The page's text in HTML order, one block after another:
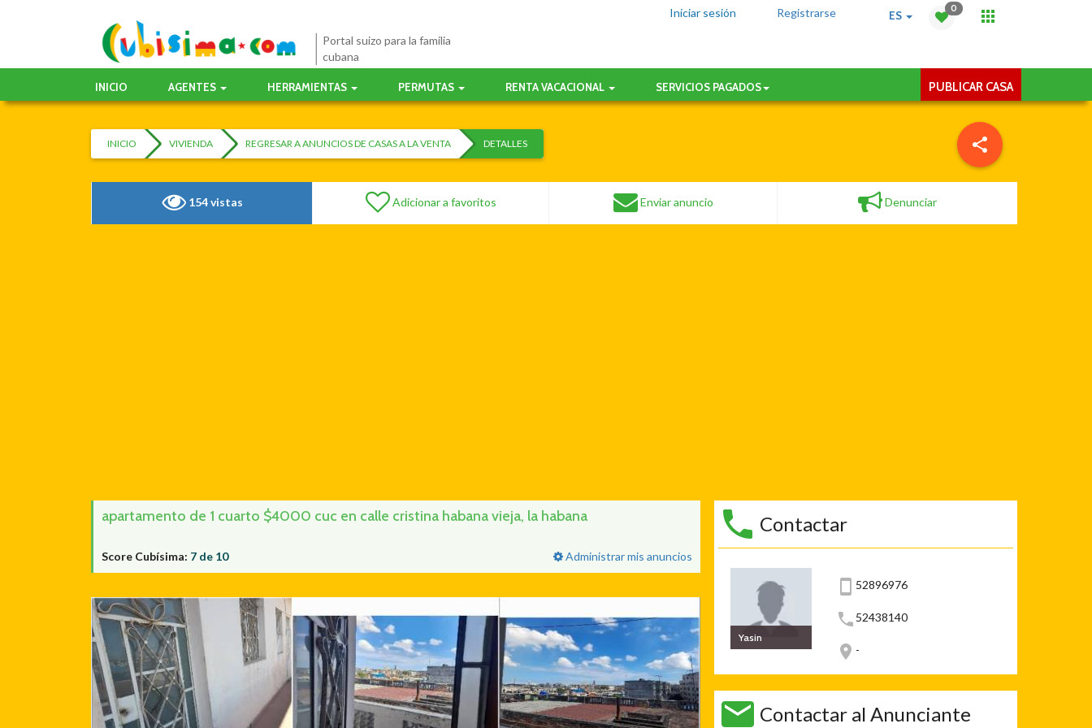
0
ES
Registrarse
Iniciar sesión
Portal suizo para la familia
cubana
INICIO AGENTES HERRAMIENTAS PERMUTAS RENTA VACACIONAL SERVICIOS PAGADOS PUBLICAR CASA
INICIO VIVIENDA REGRESAR A ANUNCIOS DE CASAS A LA VENTA DETALLES
154 vistas Adicionar a favoritos Enviar anuncio Denunciar
apartamento de 1 cuarto $4000 cuc en calle cristina habana vieja, la habana
Score Cubísima: 7 de 10 Administrar mis anuncios
Contactar
Yasin
52896976
52438140
-
Contactar al Anunciante